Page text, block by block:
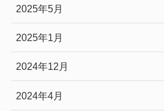
2025年5月
2025年1月
2024年12月
2024年4月